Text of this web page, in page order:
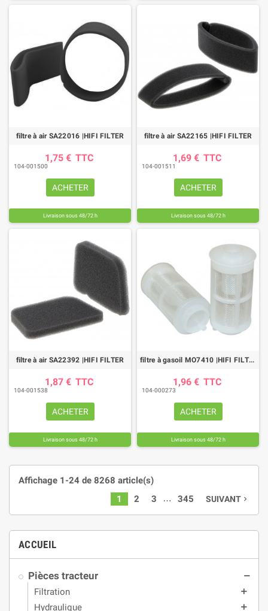
ACCUEIL
Pièces tracteur remove
Filtration add
Hydraulique add
filtre à air SA22016 |HIFI FILTER
1,75 € TTC
104-001500
ACHETER
Livraison sous 48/72 h
filtre à air SA22165 |HIFI FILTER
1,69 € TTC
104-001511
ACHETER
Livraison sous 48/72 h
filtre à air SA22392 |HIFI FILTER
1,87 € TTC
104-001538
ACHETER
Livraison sous 48/72 h
filtre à gasoil MO7410 |HIFI FILTER
1,96 € TTC
104-000273
ACHETER
Livraison sous 48/72 h
Affichage 1-24 de 8268 article(s)
1
2 3 … 345 SUIVANT navigate_next